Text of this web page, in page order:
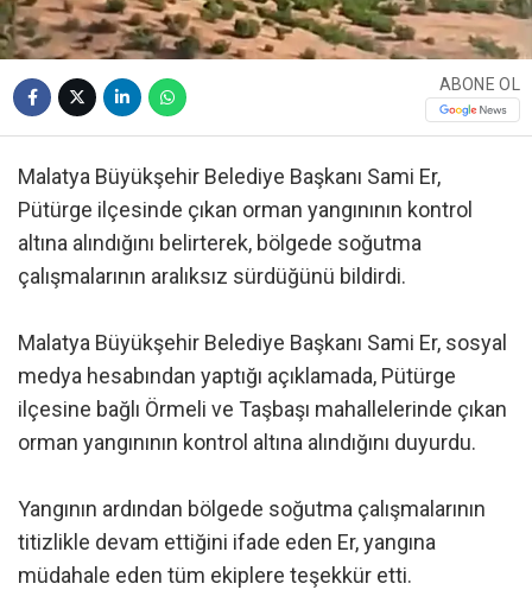
ABONE OL
Malatya Büyükşehir Belediye Başkanı Sami Er,
Pütürge ilçesinde çıkan orman yangınının kontrol
altına alındığını belirterek, bölgede soğutma
çalışmalarının aralıksız sürdüğünü bildirdi.
Malatya Büyükşehir Belediye Başkanı Sami Er, sosyal
medya hesabından yaptığı açıklamada, Pütürge
ilçesine bağlı Örmeli ve Taşbaşı mahallelerinde çıkan
orman yangınının kontrol altına alındığını duyurdu.
Yangının ardından bölgede soğutma çalışmalarının
titizlikle devam ettiğini ifade eden Er, yangına
müdahale eden tüm ekiplere teşekkür etti.